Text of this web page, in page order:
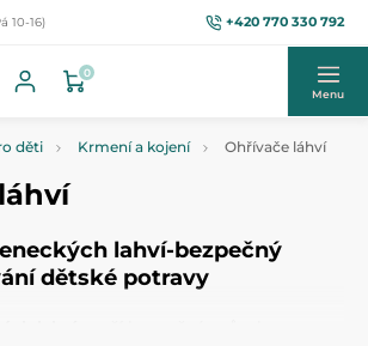
10-16) +420 770 330 792
0
Menu
děti Krmení a kojení Ohřívače láhví
lahví-bezpečný
dětské potravy